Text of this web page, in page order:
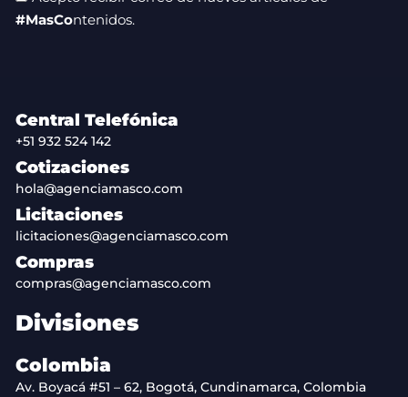
#MasContenidos.
Central Telefónica
+51 932 524 142
Cotizaciones
hola@agenciamasco.com
Licitaciones
licitaciones@agenciamasco.com
Compras
compras@agenciamasco.com
Divisiones
Colombia
Av. Boyacá #51 – 62, Bogotá, Cundinamarca, Colombia